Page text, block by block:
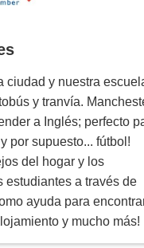
ciudad y nuestra
y tranvía.
a Inglés; perfecto
por supuesto... fútbol!
del hogar y los
estudiantes a través de
ayuda para
y mucho más!